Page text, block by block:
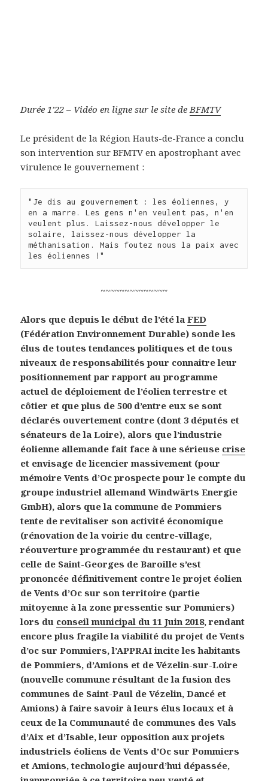
Durée 1’22 – Vidéo en ligne sur le site deBFMTV
Le président de la Région Hauts-de-France a conclu
son intervention sur BFMTV en apostrophant avec
virulence le gouvernement :
"Je dis au gouvernement : les éoliennes, y
en a marre. Les gens n'en veulent pas, n'en
veulent plus. Laissez-nous développer le
solaire, laissez-nous développer la
méthanisation. Mais foutez nous la paix avec
les éoliennes !"
~~~~~~~~~~~~~~
Alors que depuis le début de l’été laFED
(Fédération Environnement Durable) sonde les
élus de toutes tendances politiques et de tous
niveaux de responsabilités pour connaitre leur
positionnement par rapport au programme
actuel de déploiement de l’éolien terrestre et
côtier et que plus de 500 d’entre eux se sont
déclarés ouvertement contre (dont 3 députés et
sénateurs de la Loire), alors que l’industrie
éolienne allemande fait face à une sérieuse crise
et envisage de licencier massivement (pour
mémoire Vents d’Oc prospecte pour le compte du
groupe industriel allemand Windwärts Energie
GmbH), alors que la commune de Pommiers
tente de revitaliser son activité économique
(rénovation de la voirie du centre-village,
réouverture programmée du restaurant) et que
celle de Saint-Georges de Baroille s’est
prononcée définitivement contre le projet éolien
de Vents d’Oc sur son territoire (partie
mitoyenne à la zone pressentie sur Pommiers)
lors du conseil municipal du 11 Juin 2018, rendant
encore plus fragile la viabilité du projet de Vents
d’oc sur Pommiers, l’APPRAI incite les habitants
de Pommiers, d’Amions et de Vézelin-sur-Loire
(nouvelle commune résultant de la fusion des
communes de Saint-Paul de Vézelin, Dancé et
Amions) à faire savoir à leurs élus locaux et à
ceux de la Communauté de communes des Vals
d’Aix et d’Isable, leur opposition aux projets
industriels éoliens de Vents d’Oc sur Pommiers
et Amions, technologie aujourd’hui dépassée,